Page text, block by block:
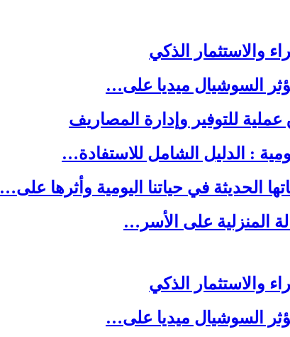
الحديثة في حياتنا اليومية وأثرها على…
المنزلية على الأسر…